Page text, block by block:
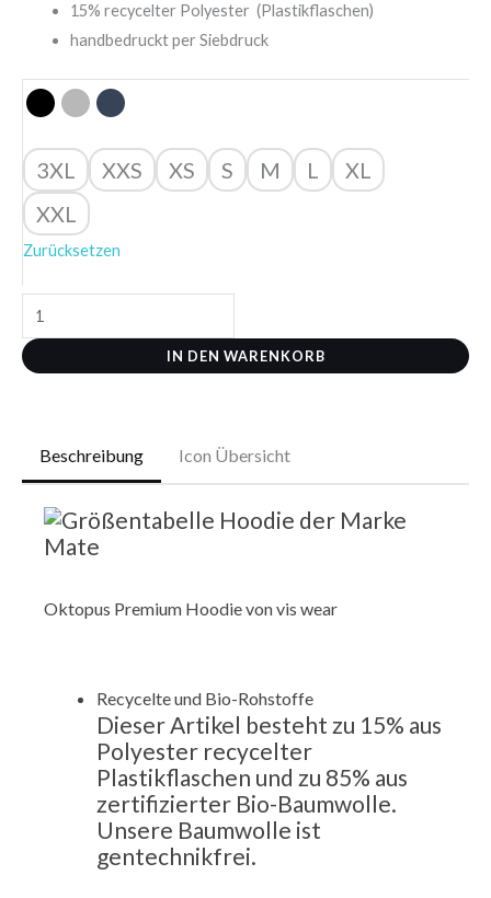
15% recycelter Polyester (Plastikflaschen)
handbedruckt per Siebdruck
3XL XXS XS S M L
XL
XXL
Zurücksetzen
IN DEN WARENKORB
Beschreibung Icon Übersicht
Oktopus Premium Hoodie von vis wear
Recycelte und Bio-Rohstoffe
Dieser Artikel besteht zu 15% aus
Polyester recycelter
Plastikflaschen und zu 85% aus
zertifizierter Bio-Baumwolle.
Unsere Baumwolle ist
gentechnikfrei.